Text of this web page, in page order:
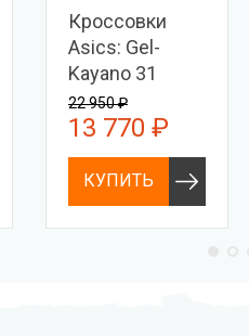
Кроссовки
Asics: Gel-
Kayano 31
22 950 ₽
13 770 ₽
КУПИТЬ